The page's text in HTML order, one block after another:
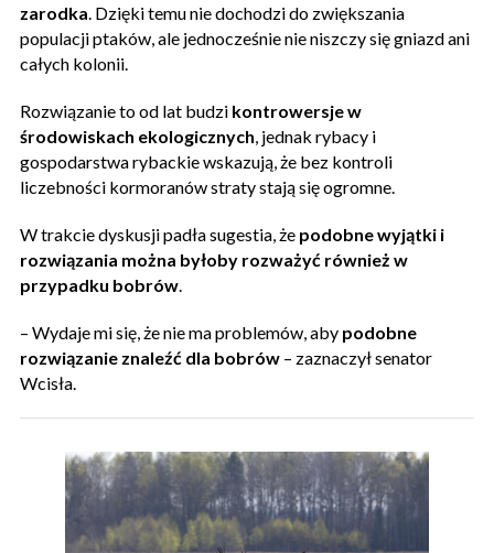
zarodka. Dzięki temu nie dochodzi do zwiększania
populacji ptaków, ale jednocześnie nie niszczy się gniazd ani
całych kolonii.
Rozwiązanie to od lat budzi kontrowersje w
środowiskach ekologicznych, jednak rybacy i
gospodarstwa rybackie wskazują, że bez kontroli
liczebności kormoranów straty stają się ogromne.
W trakcie dyskusji padła sugestia, że podobne wyjątki i
rozwiązania można byłoby rozważyć również w
przypadku bobrów.
– Wydaje mi się, że nie ma problemów, aby podobne
rozwiązanie znaleźć dla bobrów – zaznaczył senator
Wcisła.